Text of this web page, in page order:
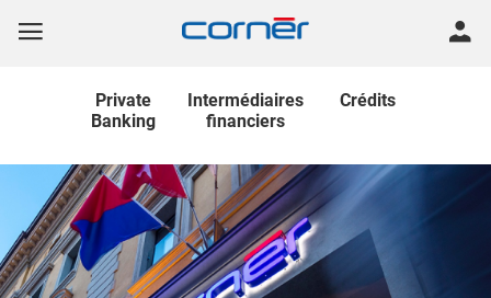
Private
Banking
Intermédiaires
financiers
Crédits